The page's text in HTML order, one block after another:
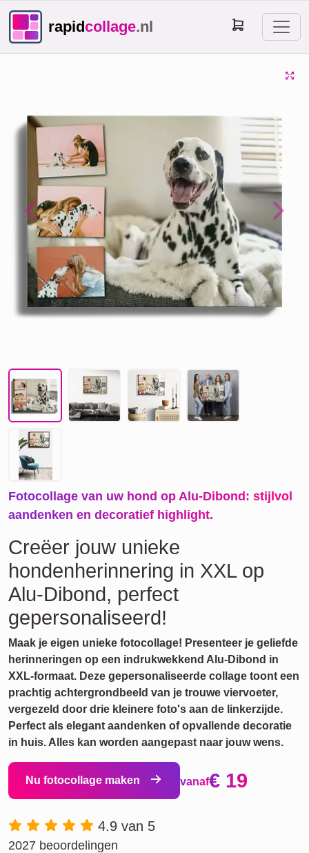
rapidcollage.nl
Previous Next
Fotocollage van uw hond op Alu-Dibond: stijlvol
aandenken en decoratief highlight.
Creëer jouw unieke
hondenherinnering in XXL op
Alu-Dibond, perfect
gepersonaliseerd!
Maak je eigen unieke fotocollage! Presenteer je geliefde
herinneringen op een indrukwekkend Alu-Dibond in
XXL-formaat. Deze gepersonaliseerde collage toont een
prachtig achtergrondbeeld van je trouwe viervoeter,
vergezeld door drie kleinere foto's aan de linkerzijde.
Perfect als elegant aandenken of opvallende decoratie
in huis. Alles kan worden aangepast naar jouw wens.
Nu fotocollage maken vanaf€ 19
4.9 van 5
2027 beoordelingen